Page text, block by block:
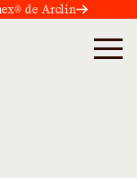
de Arclin